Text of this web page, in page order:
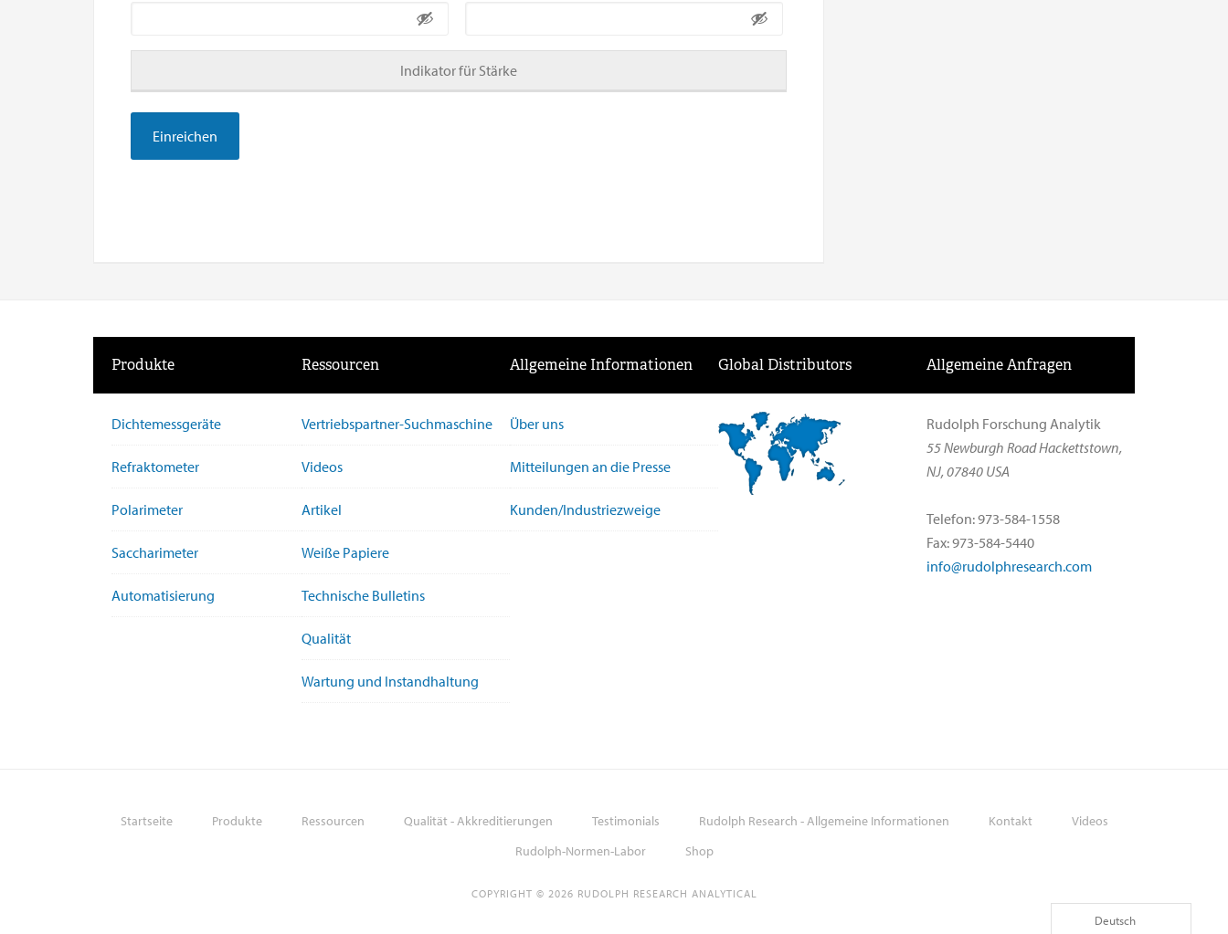
Indikator für Stärke
Produkte
Dichtemessgeräte
Refraktometer
Polarimeter
Saccharimeter
Automatisierung
Ressourcen
Vertriebspartner-Suchmaschine
Videos
Artikel
Weiße Papiere
Technische Bulletins
Qualität
Wartung und Instandhaltung
Allgemeine Informationen
Über uns
Mitteilungen an die Presse
Kunden/Industriezweige
Global Distributors Allgemeine Anfragen
Rudolph Forschung Analytik
55 Newburgh Road Hackettstown,
NJ, 07840 USA
Telefon: 973-584-1558
Fax: 973-584-5440
info@rudolphresearch.com
Startseite Produkte Ressourcen Qualität - Akkreditierungen Testimonials Rudolph Research - Allgemeine Informationen Kontakt
Videos
Rudolph-Normen-Labor
Shop
COPYRIGHT © 2026 RUDOLPH RESEARCH ANALYTICAL
Deutsch